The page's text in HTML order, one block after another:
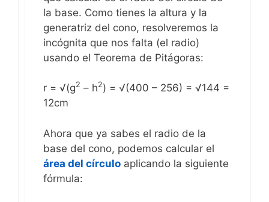
la base. Como tienes la altura y la
generatriz del cono, resolveremos la
incógnita que nos falta (el radio)
usando el Teorema de Pitágoras:
r = √(g2 – h2) = √(400 – 256) = √144 =
12cm
Ahora que ya sabes el radio de la
base del cono, podemos calcular el
área del círculo aplicando la siguiente
fórmula: